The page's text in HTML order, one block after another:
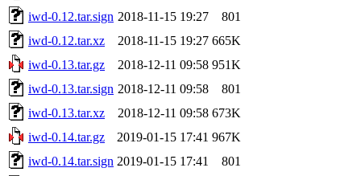
iwd-0.12.tar.sign 2018-11-15 19:27
801
iwd-0.12.tar.xz
2018-11-15 19:27 665K
iwd-0.13.tar.gz
2018-12-11 09:58 951K
iwd-0.13.tar.sign 2018-12-11 09:58
801
iwd-0.13.tar.xz
2018-12-11 09:58 673K
iwd-0.14.tar.gz
2019-01-15 17:41 967K
iwd-0.14.tar.sign 2019-01-15 17:41
801